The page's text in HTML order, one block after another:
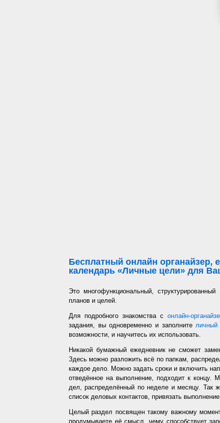
Бесплатный онлайн органайзер,
календарь «Личные цели» для
Это многофункциональный,
планов и целей.
Для подробного знакомства с онлайн-
задания, вы одновременно и заполнителичный
возможности, и научитесь их использовать.
Никакой бумажный ежедневник не сможет
Здесь можно разложить всё по папкам,
каждое дело. Можно задать сроки и включить
отведённое на выполнение, подходит к концу.
дел, распределённый по неделе и месяцу. Так
список деловых контактов, привязать
Целый раздел посвящен такому важному
продумываете её смысл, чему способствует